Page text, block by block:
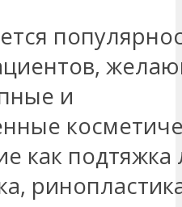
и
как подтяжка